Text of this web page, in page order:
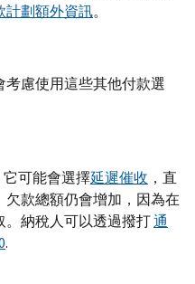
計劃額外資訊。
慮使用這些其他付款選
可能會選擇延遲催收 ，直
款總額仍會增加，因為在
納稅人可以透過撥打通
.